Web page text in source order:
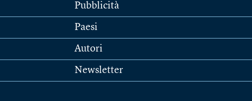
Pubblicità
Paesi
Autori
Newsletter